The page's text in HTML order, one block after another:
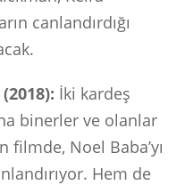
canlandırdığı
İki kardeş
binerler ve olanlar
Noel Baba’yı
Hem de